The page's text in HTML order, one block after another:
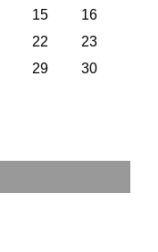
15
16
22
23
29
30